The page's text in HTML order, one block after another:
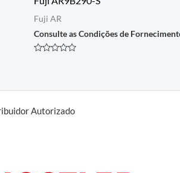
Fuji AR
Consulte as Condições de
Autorizado